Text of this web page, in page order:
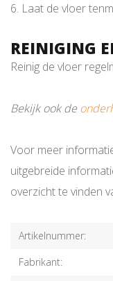
6. Laat de vloer
REINIGING
Reinig de vloer
Bekijk ook de
Voor meer
uitgebreide
overzicht te vinden
Artikelnummer:
Fabrikant: